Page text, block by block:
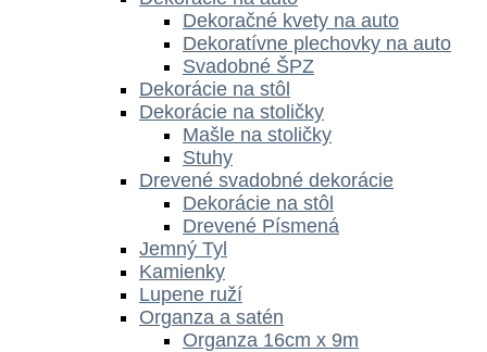
Dekoračné kvety na auto
Dekoratívne plechovky na auto
Svadobné ŠPZ
Dekorácie na stôl
Dekorácie na stoličky
Mašle na stoličky
Stuhy
Drevené svadobné dekorácie
Dekorácie na stôl
Drevené Písmená
Jemný Tyl
Kamienky
Lupene ruží
Organza a satén
Organza 16cm x 9m